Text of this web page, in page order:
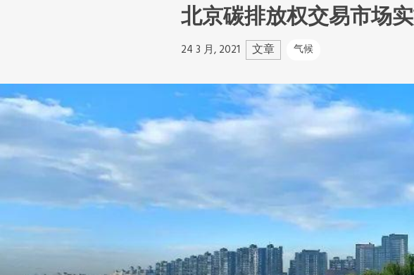
欧洲秘书处
加拿大办公室
美国办公室
墨西哥、中美洲和加勒比海区秘书处
大洋洲秘书处
南美洲秘书处
北京碳排放权交易市场
24 3 月, 2021 文章 气候